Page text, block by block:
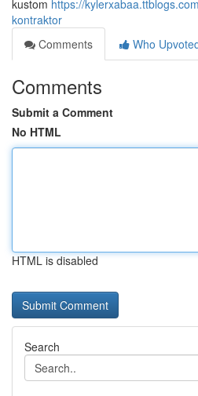
kustom https://
kontraktor
Comments
Who
Comments
Submit a Comment
No HTML
HTML is disabled
Search